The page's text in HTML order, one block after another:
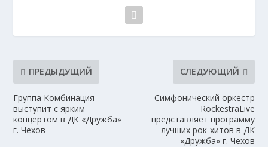
ПРЕДЫДУЩИЙ
Группа Комбинация
выступит с ярким
концертом в ДК «Дружба»
г. Чехов
СЛЕДУЮЩИЙ
Симфонический оркестр
RockestraLive
представляет программу
лучших рок-хитов в ДК
«Дружба» г. Чехов